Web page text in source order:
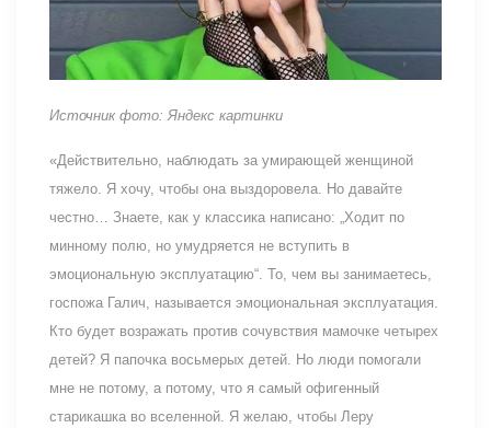
Источник фото: Яндекс картинки
«Действительно, наблюдать за умирающей женщиной
тяжело. Я хочу, чтобы она выздоровела. Но давайте
честно… Знаете, как у классика написано: „Ходит по
минному полю, но умудряется не вступить в
эмоциональную эксплуатацию“. То, чем вы занимаетесь,
госпожа Галич, называется эмоциональная эксплуатация.
Кто будет возражать против сочувствия мамочке четырех
детей? Я папочка восьмерых детей. Но люди помогали
мне не потому, а потому, что я самый офигенный
старикашка во вселенной. Я желаю, чтобы Леру